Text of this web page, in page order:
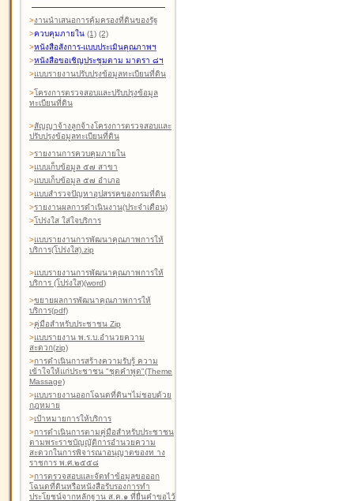
>งานนำเสนอการคุ้มครองที่ดินของรัฐ
>ควบคุมภายใน (1) (2)
>หนังสือสังการ-แบบประเมินคุณภาพฯ
>หนังสือขอเชิญประชุมตาม มาตรา ๘ฯ
>แบบรายงานปรับปรุงข้อมูลทะเบียนที่ดิน
>โครงการตรวจสอบและปรับปรุงข้อมูล
ทะเบียนที่ดิน
>สัญญาจ้างลูกจ้างโครงการตรวจสอบและ
ปรับปรุงข้อมูลทะเบียนที่ดิน
>รายงานการควบคุมภายใน
>แบบเก็บข้อมูล ๕๗ สาขา
>แบบเก็บข้อมูล ๕๗ อำเภอ
>แบบสำรวจปัญหาอุปสรรคของกรมที่ดิน
>รายงานผลการดำเนินงาน(ประจำเดือน)
>โปร่งใส ใส่ใจบริการ
>แบบรายงานการพัฒนาคุณภาพการให้
บริการ(โปร่งใส).zip
>แบบรายงานการพัฒนาคุณภาพการให้
บริการ (โปร่งใส)(word)
>ขยายผลการพัฒนาคุณภาพการให้
บริการ(pdf)
>คู่มือสำหรับประชาชน Zip
>แบบรายงาน พ.ร.บ.อำนวยความ
สะดวก(zip)
>การดำเนินการสร้างความรับรู้ ความ
เข้าใจให้แก่ประชาชน "ชุดคำพูด"(Theme
Massage)
>แบบรายงานออกโฉนดที่ดินฯไม่ชอบด้วย
กฎหมาย
>เป้าหมายการให้บริการ
>การดำเนินการตามคู่มือสำหรับประชาชน
ตามพระราชบัญญัติการอำนวยความ
สะดวกในการพิจารณาอนุญาตของท าง
ราชการ พ.ศ.๒๕๕๘
>การตรวจสอบและจัดทำข้อมูลขอออก
โฉนดที่ดินหรือหนังสือรับรองการทำ
ประโยชน์จากหลักฐาน ส.ค.๑ ที่ยื่นคำขอไว้